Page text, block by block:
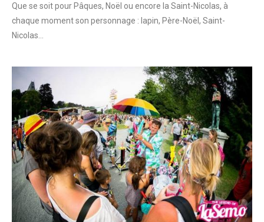
Que se soit pour Pâques, Noël ou encore la Saint-Nicolas, à
chaque moment son personnage : lapin, Père-Noël, Saint-
Nicolas…